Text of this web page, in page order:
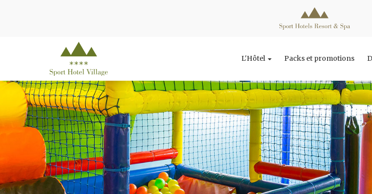
L'Hôtel Packs et promotions